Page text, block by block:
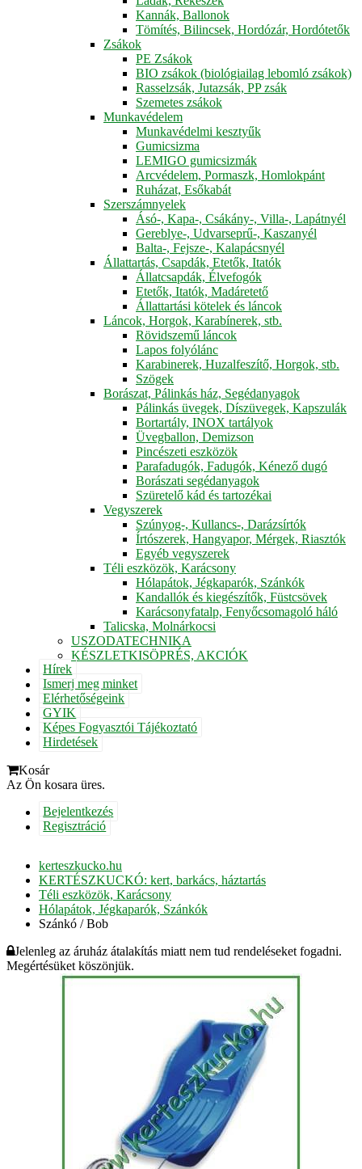
Kannák, Ballonok
Tömítés, Bilincsek, Hordózár, Hordótetők
Zsákok
PE Zsákok
BIO zsákok (biológiailag lebomló zsákok)
Rasselzsák, Jutazsák, PP zsák
Szemetes zsákok
Munkavédelem
Munkavédelmi kesztyűk
Gumicsizma
LEMIGO gumicsizmák
Arcvédelem, Pormaszk, Homlokpánt
Ruházat, Esőkabát
Szerszámnyelek
Ásó-, Kapa-, Csákány-, Villa-, Lapátnyél
Gereblye-, Udvarseprű-, Kaszanyél
Balta-, Fejsze-, Kalapácsnyél
Állattartás, Csapdák, Etetők, Itatók
Állatcsapdák, Élvefogók
Etetők, Itatók, Madáretető
Állattartási kötelek és láncok
Láncok, Horgok, Karabínerek, stb.
Rövidszemű láncok
Lapos folyólánc
Karabinerek, Huzalfeszítő, Horgok, stb.
Szögek
Borászat, Pálinkás ház, Segédanyagok
Pálinkás üvegek, Díszüvegek, Kapszulák
Bortartály, INOX tartályok
Üvegballon, Demizson
Pincészeti eszközök
Parafadugók, Fadugók, Kénező dugó
Borászati segédanyagok
Szüretelő kád és tartozékai
Vegyszerek
Szúnyog-, Kullancs-, Darázsírtók
Írtószerek, Hangyapor, Mérgek, Riasztók
Egyéb vegyszerek
Téli eszközök, Karácsony
Hólapátok, Jégkaparók, Szánkók
Kandallók és kiegészítők, Füstcsövek
Karácsonyfatalp, Fenyőcsomagoló háló
Talicska, Molnárkocsi
USZODATECHNIKA
KÉSZLETKISÖPRÉS, AKCIÓK
Hírek
Ismerj meg minket
Elérhetőségeink
GYIK
Képes Fogyasztói Tájékoztató
Hirdetések
Kosár
Az Ön kosara üres.
Bejelentkezés
Regisztráció
kerteszkucko.hu
KERTÉSZKUCKÓ: kert, barkács, háztartás
Téli eszközök, Karácsony
Hólapátok, Jégkaparók, Szánkók
Szánkó / Bob
Jelenleg az áruház átalakítás miatt nem tud rendeléseket fogadni.
Megértésüket köszönjük.